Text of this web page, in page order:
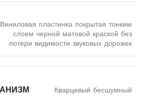
Виниловая пластинка покрытая тонким
слоем черной матовой краской без
потери видимости звуковых дорожек
Кварцевый бесшумный